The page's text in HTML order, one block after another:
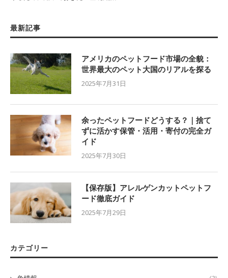
最新記事
アメリカのペットフード市場の全貌：
世界最大のペット大国のリアルを探る
2025年7月31日
余ったペットフードどうする？｜捨て
ずに活かす保管・活用・寄付の完全ガ
イド
2025年7月30日
【保存版】アレルゲンカットペットフ
ード徹底ガイド
2025年7月29日
カテゴリー